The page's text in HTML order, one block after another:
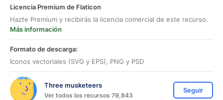
Licencia Premium de Flaticon
Hazte Premium y recibirás la licencia comercial de este recurso.
Más información
Formato de descarga:
Iconos vectoriales (SVG y EPS), PNG y PSD
Three musketeers
Ver todos los recursos 79,843
Seguir